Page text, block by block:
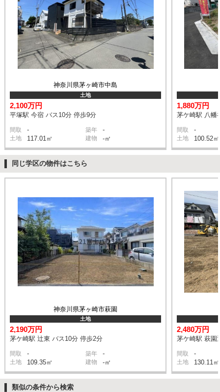
神奈川県茅ヶ崎市中島
土地
2,100万円
平塚駅 今宿 バス10分 停歩9分
間取 - 築年 -
土地 117.01㎡ 建物 -㎡
1,880万円
茅ケ崎駅 八幡
間取 -
土地 100.52㎡
同じ学区の物件はこちら
神奈川県茅ヶ崎市萩園
土地
2,190万円
茅ケ崎駅 辻東 バス10分 停歩2分
間取 - 築年 -
土地 109.35㎡ 建物 -㎡
2,480万円
茅ケ崎駅 萩園
間取 -
土地 130.11㎡
類似の条件から検索